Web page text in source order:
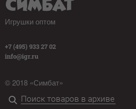
Игрушки оптом
+7 (495) 933 27 02
info@igr.ru
© 2018 «Симбат»